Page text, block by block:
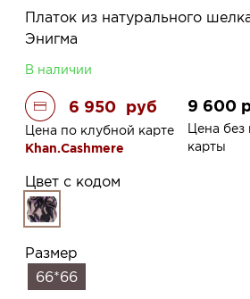
Платок из натурального
Энигма
В наличии
6 950 руб
Цена по клубной карте
Khan.Cashmere
9 600
Цена
карты
Цвет с кодом
Размер
66*66